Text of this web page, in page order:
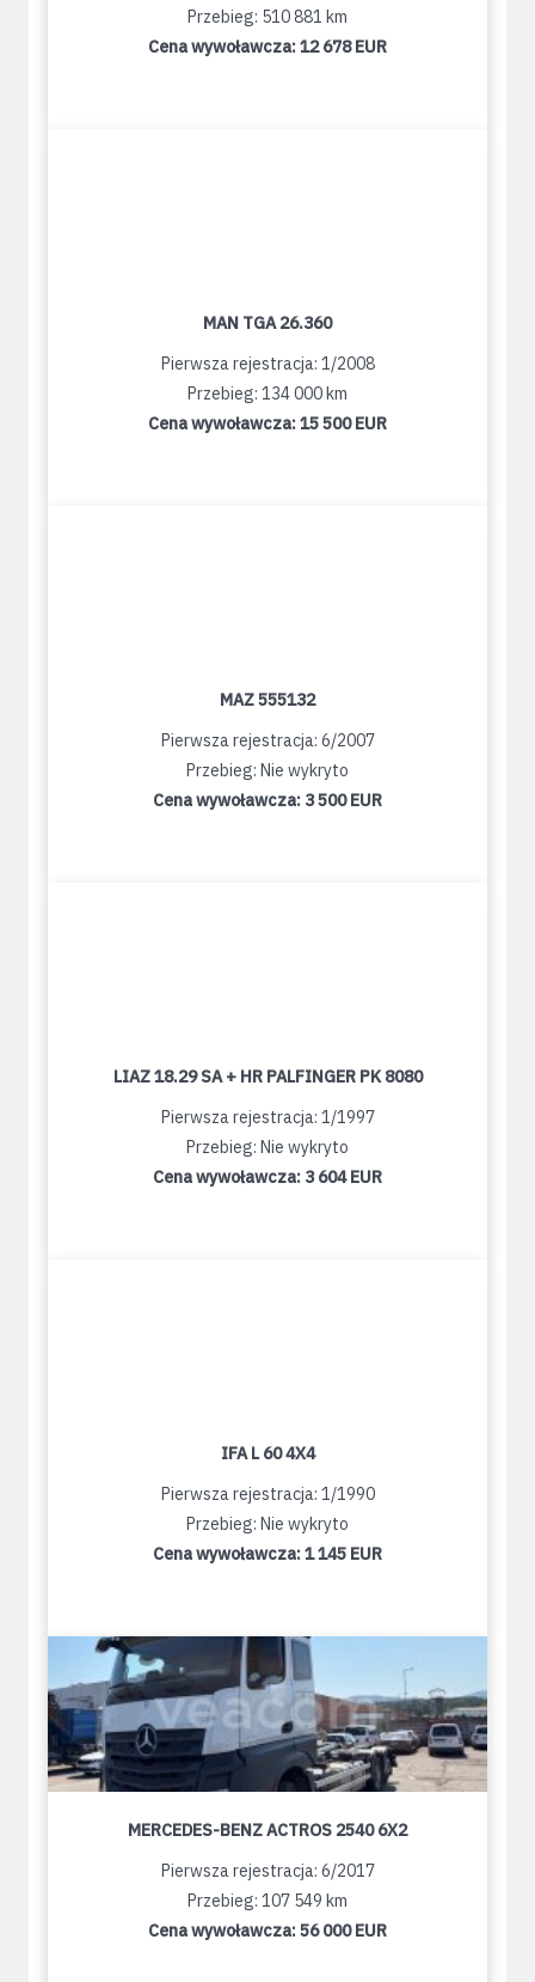
Przebieg: 510 881 km
Cena wywoławcza:12 678 EUR
MAN TGA 26.360
Pierwsza rejestracja: 1/2008
Przebieg: 134 000 km
Cena wywoławcza:15 500 EUR
MAZ 555132
Pierwsza rejestracja: 6/2007
Przebieg: Nie wykryto
Cena wywoławcza: 3 500 EUR
LIAZ 18.29 SA + HR PALFINGER PK 8080
Pierwsza rejestracja: 1/1997
Przebieg: Nie wykryto
Cena wywoławcza: 3 604 EUR
IFA L 60 4X4
Pierwsza rejestracja: 1/1990
Przebieg: Nie wykryto
Cena wywoławcza:1 145 EUR
MERCEDES-BENZ ACTROS 2540 6X2
Pierwsza rejestracja: 6/2017
Przebieg: 107 549 km
Cena wywoławcza:56 000 EUR